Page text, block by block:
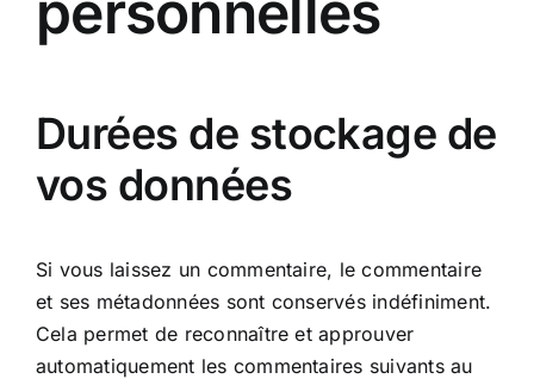
Durées de stockage de
vos données
Si vous laissez un commentaire, le commentaire
et ses métadonnées sont conservés indéfiniment.
Cela permet de reconnaître et approuver
automatiquement les commentaires suivants au